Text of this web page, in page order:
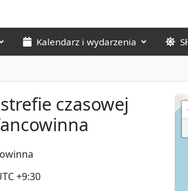
Kalendarz i wydarzenia
czasowej
+9:30